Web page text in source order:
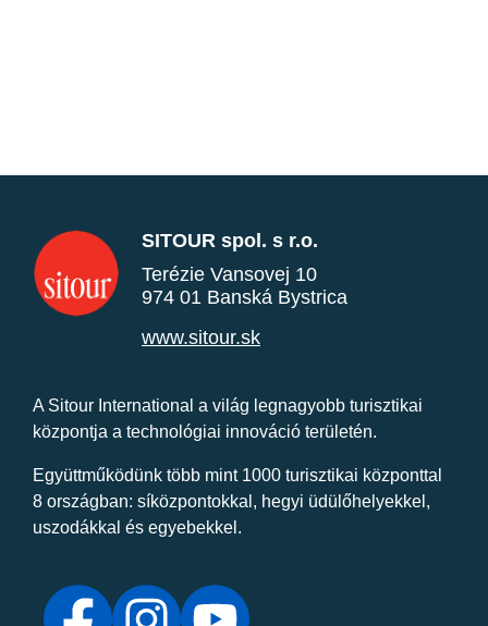
SITOUR spol. s r.o.
Terézie Vansovej 10
974 01 Banská Bystrica
www.sitour.sk
A Sitour International a világ legnagyobb turisztikai
központja a technológiai innováció területén.
Együttműködünk több mint 1000 turisztikai központtal
8 országban: síközpontokkal, hegyi üdülőhelyekkel,
uszodákkal és egyebekkel.